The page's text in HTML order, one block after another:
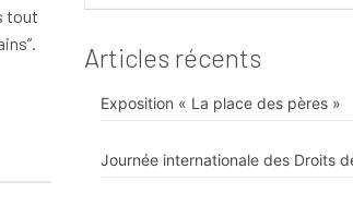
tout
Articles récents
Exposition « La place des pères »
Journée internationale des Droits